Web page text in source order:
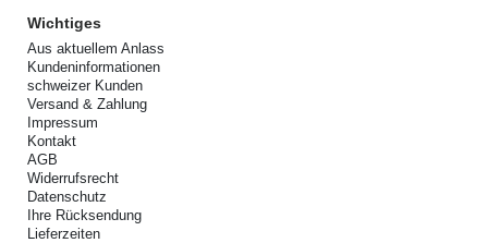
Wichtiges
Aus aktuellem Anlass
Kundeninformationen
schweizer Kunden
Versand & Zahlung
Impressum
Kontakt
AGB
Widerrufsrecht
Datenschutz
Ihre Rücksendung
Lieferzeiten